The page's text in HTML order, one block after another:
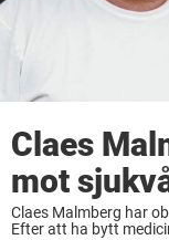
Claes
mot
Claes Malmberg har
Efter att ha bytt